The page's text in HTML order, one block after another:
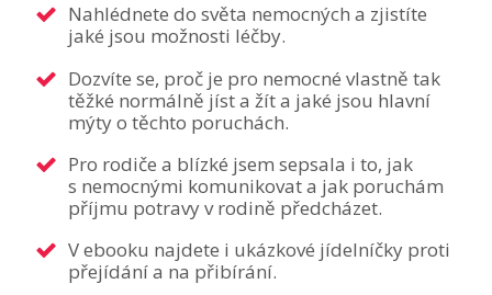
Nahlédnete do světa nemocných a zjistíte
jaké jsou možnosti léčby.
Dozvíte se, proč je pro nemocné vlastně tak
těžké normálně jíst a žít a jaké jsou hlavní
mýty o těchto poruchách.
Pro rodiče a blízké jsem sepsala i to, jak
s nemocnými komunikovat a jak poruchám
příjmu potravy v rodině předcházet.
V ebooku najdete i ukázkové jídelníčky proti
přejídání a na přibírání.